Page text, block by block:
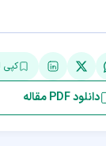
کپی
دانلود PDF مقاله